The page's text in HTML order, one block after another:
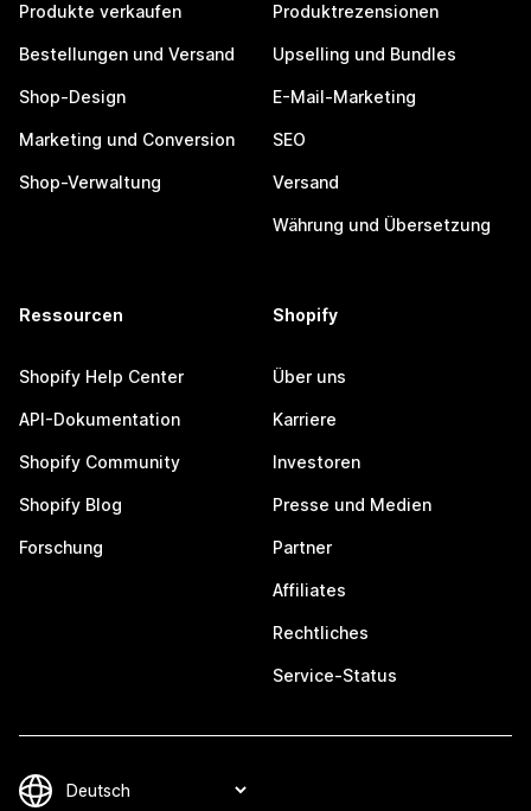
Produkte verkaufen
Bestellungen und Versand
Shop-Design
Marketing und Conversion
Shop-Verwaltung
Produktrezensionen
Upselling und Bundles
E-Mail-Marketing
SEO
Versand
Währung und Übersetzung
Ressourcen
Shopify Help Center
API-Dokumentation
Shopify Community
Shopify Blog
Forschung
Shopify
Über uns
Karriere
Investoren
Presse und Medien
Partner
Affiliates
Rechtliches
Service-Status